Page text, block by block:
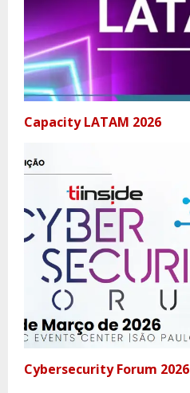
Capacity LATAM 2026
Cybersecurity Forum 2026